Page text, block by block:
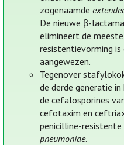
zogenaamde
De nieuwe β-
elimineert de
resistentievorming
aangewezen.
Tegenover
de derde generatie
de cefalosporines
cefotaxim en
penicilline-
pneumoniae.